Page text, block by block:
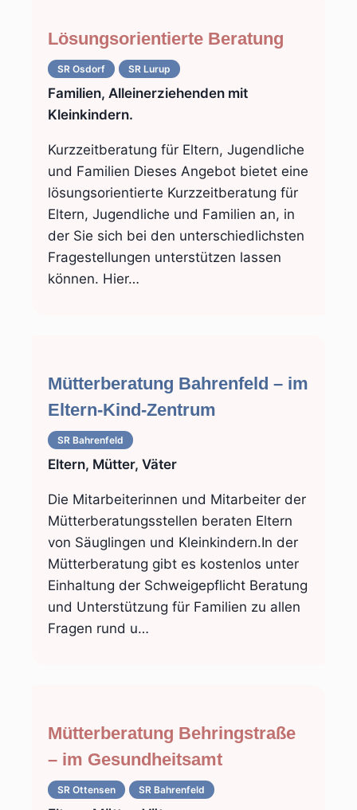
Lösungsorientierte Beratung
SR Osdorf SR Lurup
Familien, Alleinerziehenden mit
Kleinkindern.
Kurzzeitberatung für Eltern, Jugendliche
und Familien Dieses Angebot bietet eine
lösungsorientierte Kurzzeitberatung für
Eltern, Jugendliche und Familien an, in
der Sie sich bei den unterschiedlichsten
Fragestellungen unterstützen lassen
können. Hier…
Mütterberatung Bahrenfeld – im
Eltern-Kind-Zentrum
SR Bahrenfeld
Eltern, Mütter, Väter
Die Mitarbeiterinnen und Mitarbeiter der
Mütterberatungsstellen beraten Eltern
von Säuglingen und Kleinkindern.In der
Mütterberatung gibt es kostenlos unter
Einhaltung der Schweigepflicht Beratung
und Unterstützung für Familien zu allen
Fragen rund u…
Mütterberatung Behringstraße
– im Gesundheitsamt
SR Ottensen SR Bahrenfeld